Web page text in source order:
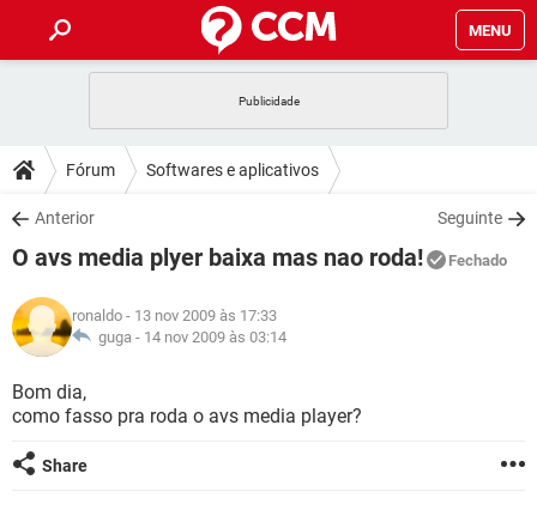
MENU
CELULAR FACEBOOK
OUTLOOK
INSTAGRAM GMAIL
GUIA DE COMPRAS
DICAS
JOGOS WHATSAPP
INSTAGRAM
GUIA DE COMPRAS
DOWNLOADS
JOGOS WHATSAPP
CELULAR
OUTLOOK
INSTAGRAM
GUIA DE COMPRAS
JOGOS
CELULAR
OUTLOOK
GLOSSÁRIO
JOGOS
CELULAR FACEBOOK
OUTLOOK
Fórum Softwares e aplicativos
Anterior Seguinte
O avs media plyer baixa mas nao roda! Fechado
ronaldo - 13 nov 2009 às 17:33
guga - 14 nov 2009 às 03:14
Bom dia,
como fasso pra roda o avs media player?
Share